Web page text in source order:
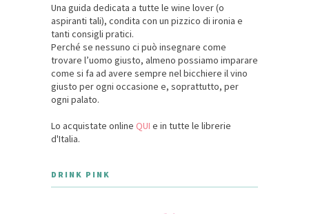
Una guida dedicata a tutte le wine lover (o
aspiranti tali), condita con un pizzico di ironia e
tanti consigli pratici.
Perché se nessuno ci può insegnare come
trovare l’uomo giusto, almeno possiamo imparare
come si fa ad avere sempre nel bicchiere il vino
giusto per ogni occasione e, soprattutto, per
ogni palato.
Lo acquistate online QUI e in tutte le librerie
d'Italia.
DRINK PINK